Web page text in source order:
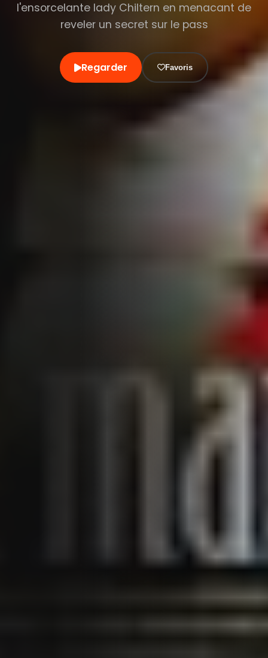
l'ensorcelante lady Chiltern en menacant de
reveler un secret sur le pass
Regarder Favoris